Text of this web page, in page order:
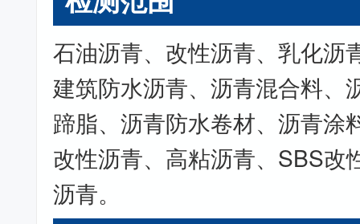
石油沥青、改性沥青、乳化沥
建筑防水沥青、沥青混合料、
蹄脂、沥青防水卷材、沥青涂
改性沥青、高粘沥青、SBS改
沥青。